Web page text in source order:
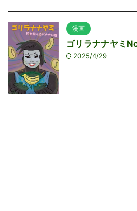
漫画
ゴリラナナヤミ
2025/4/29